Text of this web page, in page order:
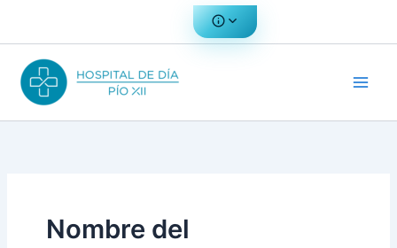
Nombre del